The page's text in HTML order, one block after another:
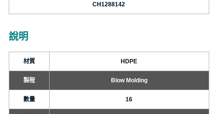
CH1288142
說明
材質 HDPE
製程 Blow Molding
數量 16